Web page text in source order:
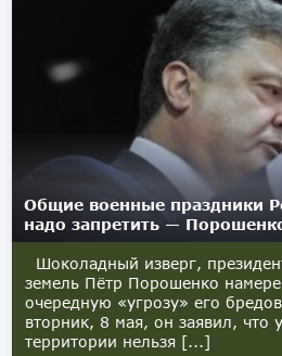
Общие военные праздники
надо запретить —
Шоколадный изверг,
земель Пётр Порошенко
очередную «угрозу» его
вторник, 8 мая, он заявил, что
территории нельзя [...]